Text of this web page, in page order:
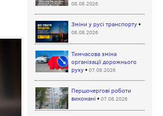
08.08.2026
Зміни у русі транспорту•
08.08.2026
Тимчасова зміна
організації дорожнього
руху• 07.08.2026
Першочергові роботи
виконані • 07.08.2026